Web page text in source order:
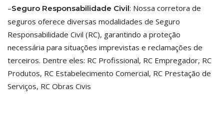
–Seguro Responsabilidade Civil: Nossa corretora de
seguros oferece diversas modalidades de Seguro
Responsabilidade Civil (RC), garantindo a proteção
necessária para situações imprevistas e reclamações de
terceiros. Dentre eles: RC Profissional, RC Empregador, RC
Produtos, RC Estabelecimento Comercial, RC Prestação de
Serviços, RC Obras Civis